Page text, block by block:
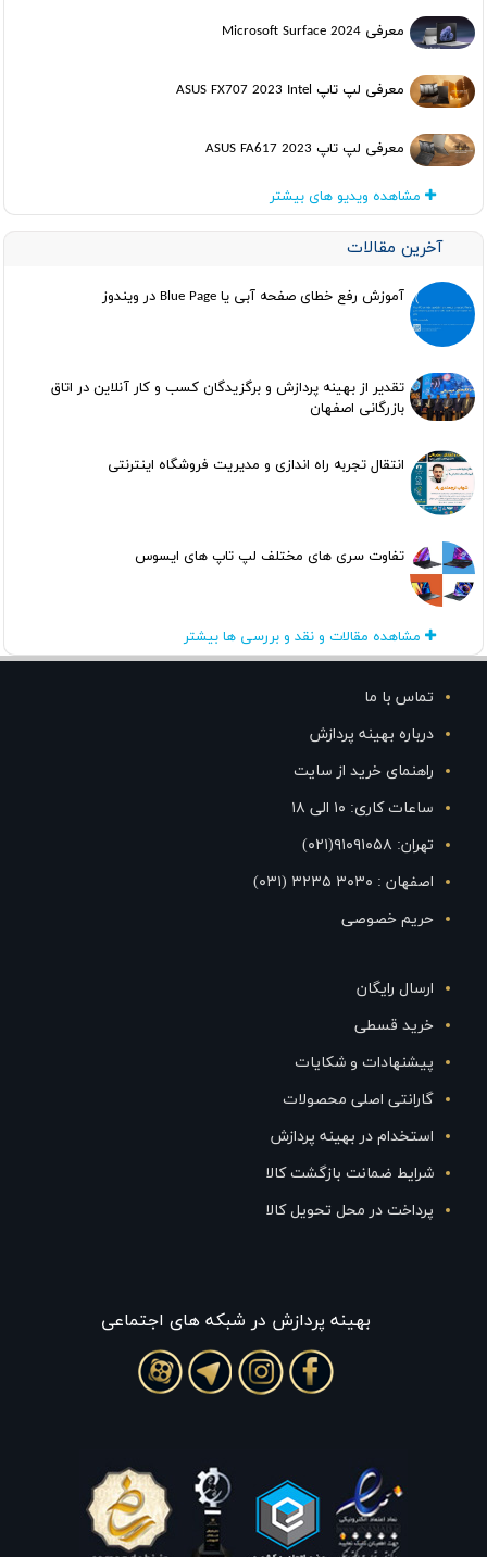
معرفی Microsoft Surface 2024
معرفی لپ تاپ ASUS FX707 2023 Intel
معرفی لپ تاپ ASUS FA617 2023
مشاهده ویدیو های بیشتر
آخرین مقالات
آموزش رفع خطای صفحه آبی یا Blue Page در ویندوز
تقدیر از بهینه پردازش و برگزیدگان کسب و کار آنلاین در اتاق
بازرگانی اصفهان
انتقال تجربه راه اندازی و مدیریت فروشگاه اینترنتی
تفاوت سری های مختلف لپ تاپ های ایسوس
مشاهده مقالات و نقد و بررسی ها بیشتر
تماس با ما
درباره بهینه پردازش
راهنمای خرید از سایت
ساعات کاری: ۱۰ الی ۱۸
تهران: ۹۱۰۹۱۰۵۸(۰۲۱)
اصفهان : ۳۰۳۰ ۳۲۳۵ (۰۳۱)
حریم خصوصی
ارسال رایگان
خرید قسطی
پیشنهادات و شکایات
گارانتی اصلی محصولات
استخدام در بهینه پردازش
شرایط ضمانت بازگشت کالا
پرداخت در محل تحویل کالا
بهينه پردازش در شبکه های اجتماعی